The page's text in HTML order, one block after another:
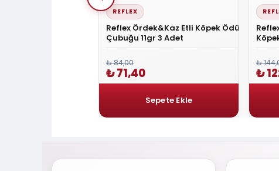
REFLEX
Reflex Ördek&Kaz Etli Köpek Ödül
Çubuğu 11gr 3 Adet
₺ 84,00
₺ 71,40
₺
₺